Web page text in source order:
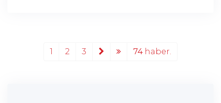
1 2 3 74haber.